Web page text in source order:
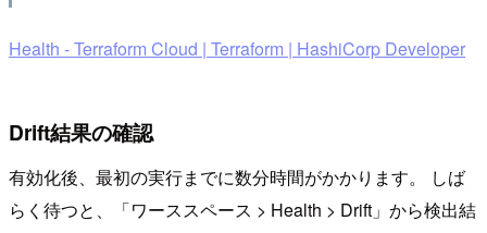
Health - Terraform Cloud | Terraform | HashiCorp Developer
Drift結果の確認
有効化後、最初の実行までに数分時間がかかります。 しば
らく待つと、「ワーススペース > Health > Drift」から検出結